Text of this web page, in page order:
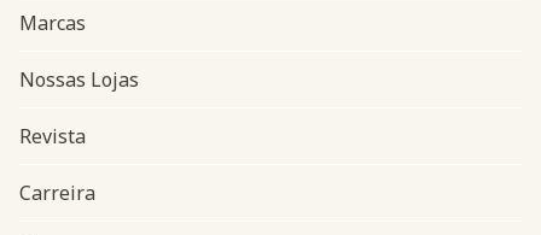
Marcas
Nossas Lojas
Revista
Carreira